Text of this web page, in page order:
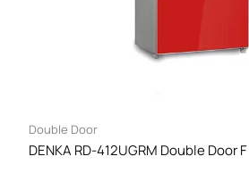
Double Door
DENKA RD-412UGRM Double Door F